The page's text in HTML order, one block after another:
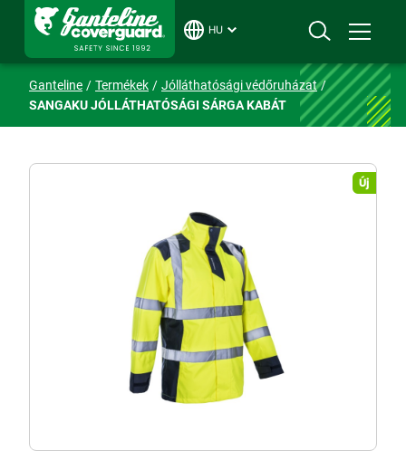
HU
Ganteline Termékek
Jólláthatósági védőruházat
SANGAKU JÓLLÁTHATÓSÁGI SÁRGA KABÁT
Új